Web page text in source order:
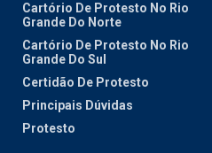
Cartório De Protesto No Rio
Grande Do Norte
Cartório De Protesto No Rio
Grande Do Sul
Certidão De Protesto
Principais Dúvidas
Protesto